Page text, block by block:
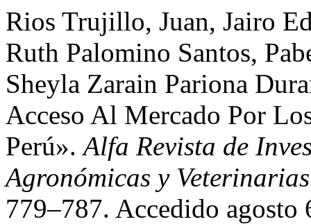
Rios Trujillo, Juan, Jairo
Ruth Palomino Santos,
Sheyla Zarain Pariona
Acceso Al Mercado Por
Perú».Alfa Revista de
Agronómicas y Veterinarias
779–787. Accedido agosto